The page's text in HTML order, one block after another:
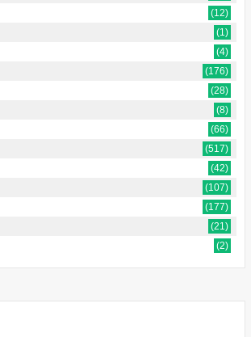
(12)
(1)
(4)
(176)
(28)
(8)
(66)
(517)
(42)
(107)
(177)
(21)
(2)